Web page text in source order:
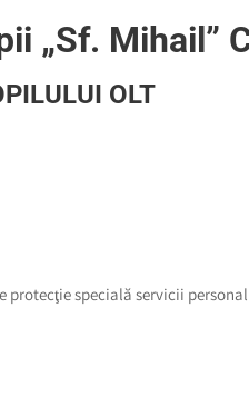
„Sf. Mihail”
OLT
protecţie specială servicii